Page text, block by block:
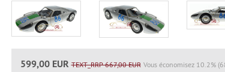
599,00 EUR TEXT_RRP 667,00 EUR Vous économisez 10.2%